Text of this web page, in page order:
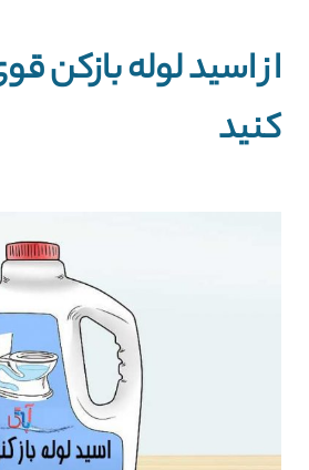
از اسید لوله بازکن
کنید